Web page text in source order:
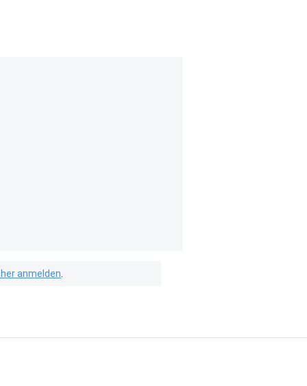
anmelden